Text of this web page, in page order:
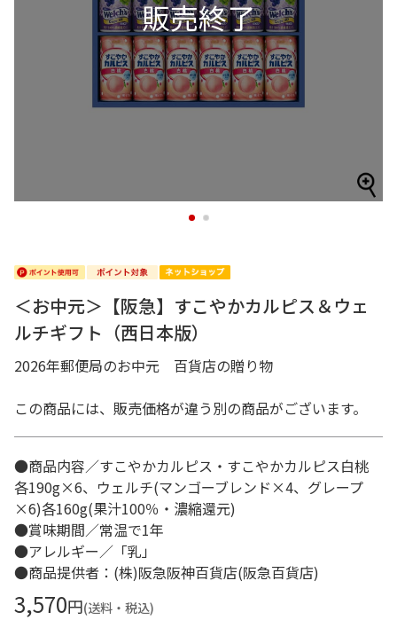
1 2
＜お中元＞【阪急】すこやかカルピス＆ウェ
ルチギフト（西日本版）
2026年郵便局のお中元 百貨店の贈り物
この商品には、販売価格が違う別の商品がございます。
●商品内容／すこやかカルピス・すこやかカルピス白桃
各190g×6、ウェルチ(マンゴーブレンド×4、グレープ
×6)各160g(果汁100％・濃縮還元)
●賞味期間／常温で1年
●アレルギー／「乳」
●商品提供者：(株)阪急阪神百貨店(阪急百貨店)
3,570円(送料・税込)